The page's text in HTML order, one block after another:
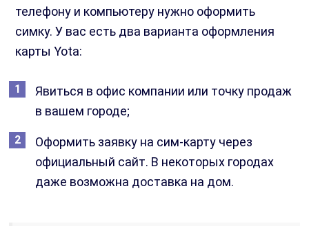
телефону и компьютеру нужно оформить
симку. У вас есть два варианта оформления
карты Yota:
Явиться в офис компании или точку продаж
в вашем городе;
Оформить заявку на сим-карту через
официальный сайт. В некоторых городах
даже возможна доставка на дом.